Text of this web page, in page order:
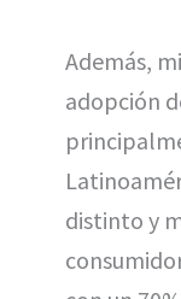
Además,
adopción
distinto y